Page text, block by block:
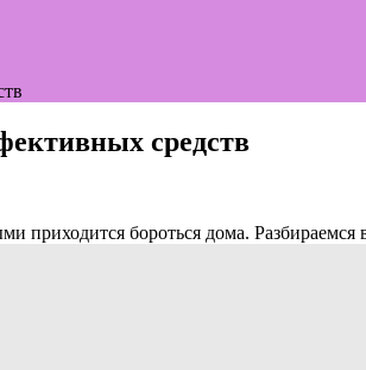
средств
бороться дома. Разбираемся